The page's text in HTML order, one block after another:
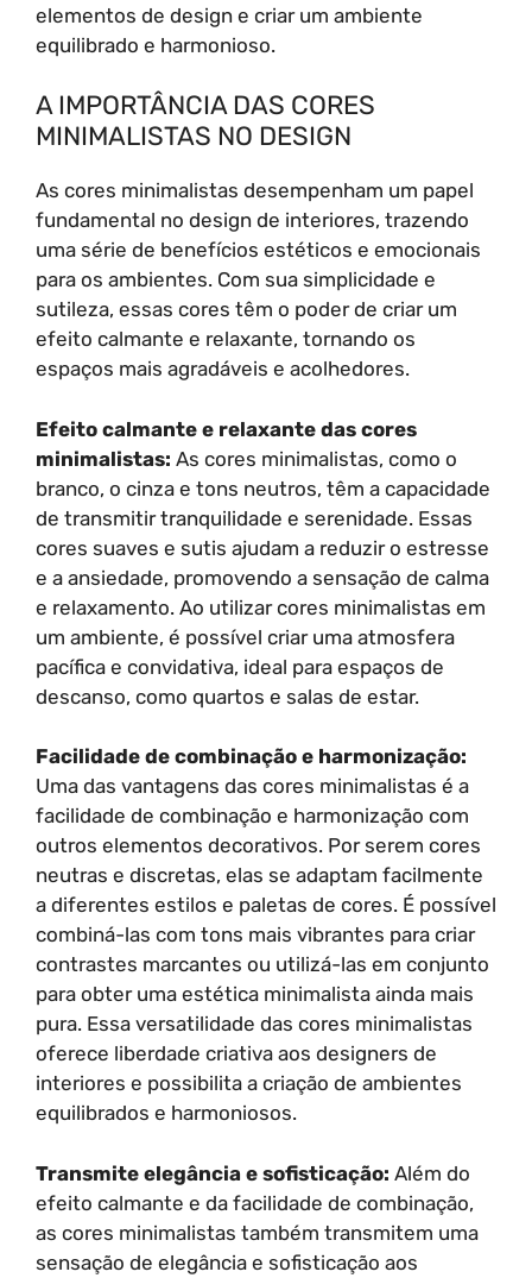
elementos de design e criar um ambiente
equilibrado e harmonioso.
A IMPORTÂNCIA DAS CORES
MINIMALISTAS NO DESIGN
As cores minimalistas desempenham um papel
fundamental no design de interiores, trazendo
uma série de benefícios estéticos e emocionais
para os ambientes. Com sua simplicidade e
sutileza, essas cores têm o poder de criar um
efeito calmante e relaxante, tornando os
espaços mais agradáveis e acolhedores.
Efeito calmante e relaxante das cores
minimalistas: As cores minimalistas, como o
branco, o cinza e tons neutros, têm a capacidade
de transmitir tranquilidade e serenidade. Essas
cores suaves e sutis ajudam a reduzir o estresse
e a ansiedade, promovendo a sensação de calma
e relaxamento. Ao utilizar cores minimalistas em
um ambiente, é possível criar uma atmosfera
pacífica e convidativa, ideal para espaços de
descanso, como quartos e salas de estar.
Facilidade de combinação e harmonização:
Uma das vantagens das cores minimalistas é a
facilidade de combinação e harmonização com
outros elementos decorativos. Por serem cores
neutras e discretas, elas se adaptam facilmente
a diferentes estilos e paletas de cores. É possível
combiná-las com tons mais vibrantes para criar
contrastes marcantes ou utilizá-las em conjunto
para obter uma estética minimalista ainda mais
pura. Essa versatilidade das cores minimalistas
oferece liberdade criativa aos designers de
interiores e possibilita a criação de ambientes
equilibrados e harmoniosos.
Transmite elegância e sofisticação: Além do
efeito calmante e da facilidade de combinação,
as cores minimalistas também transmitem uma
sensação de elegância e sofisticação aos